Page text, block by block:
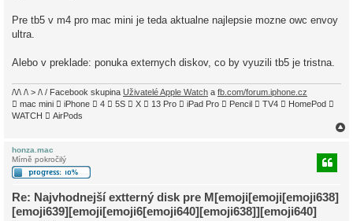
e
Pre tb5 v m4 pro mac mini je teda aktualne najlepsie mozne owc envoy
ultra.
Alebo v preklade: ponuka externych diskov, co by vyuzili tb5 je tristna.
/\/\ /\ > /\ / Facebook skupina Uživatelé Apple Watch a fb.com/forum.iphone.cz
 mac mini  iPhone  4  5S  X  13 Pro  iPad Pro  Pencil  TV4  HomePod 
WATCH  AirPods
honza.mac
Mírně pokročilý
Re: Najvhodnejší extterný disk pre M[emoji[emoji[emoji638]
[emoji639][emoji[emoji6[emoji640][emoji638]][emoji640]